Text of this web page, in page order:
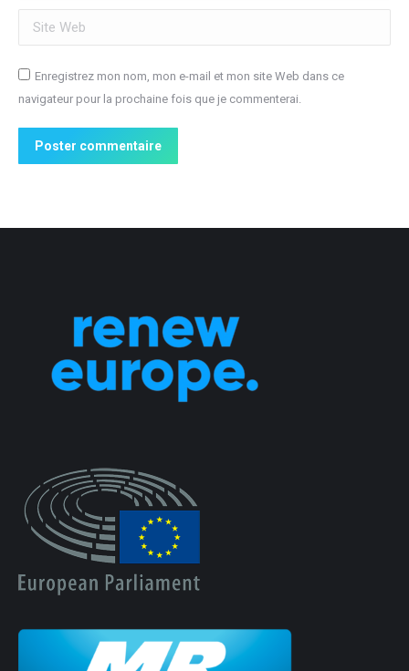
Site Web
Enregistrez mon nom, mon e-mail et mon site Web dans ce
navigateur pour la prochaine fois que je commenterai.
Poster commentaire